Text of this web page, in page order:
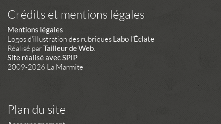
Crédits et mentions légales
Mentions légales
Logos d'illustration des rubriques Labo l'Éclate
Réalisé parTailleur de Web.
Site réalisé avec SPIP
2009-2026 La Marmite
Plan du site